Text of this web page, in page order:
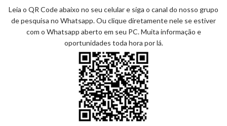
Leia o QR Code abaixo no seu celular e siga o canal do nosso grupo
de pesquisa no Whatsapp. Ou clique diretamente nele se estiver
com o Whatsapp aberto em seu PC. Muita informação e
oportunidades toda hora por lá.